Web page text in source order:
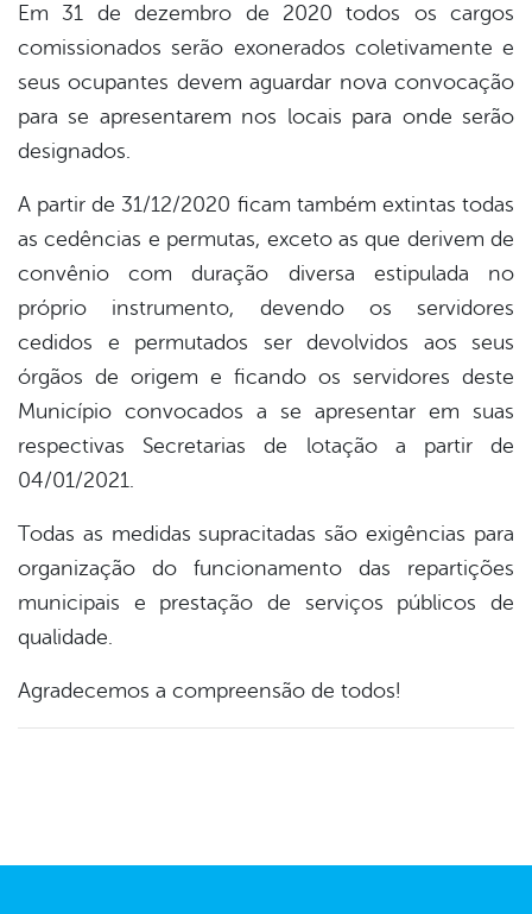
Em 31 de dezembro de 2020 todos os cargos
comissionados serão exonerados coletivamente e
seus ocupantes devem aguardar nova convocação
para se apresentarem nos locais para onde serão
designados.
A partir de 31/12/2020 ficam também extintas todas
as cedências e permutas, exceto as que derivem de
convênio com duração diversa estipulada no
próprio instrumento, devendo os servidores
cedidos e permutados ser devolvidos aos seus
órgãos de origem e ficando os servidores deste
Município convocados a se apresentar em suas
respectivas Secretarias de lotação a partir de
04/01/2021.
Todas as medidas supracitadas são exigências para
organização do funcionamento das repartições
municipais e prestação de serviços públicos de
qualidade.
Agradecemos a compreensão de todos!